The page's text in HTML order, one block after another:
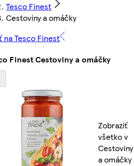
Tesco Finest
Cestoviny a omáčky
na Tesco Finest
Finest Cestoviny a omáčky
Zobraziť
všetko v
Cestoviny
a omáčky